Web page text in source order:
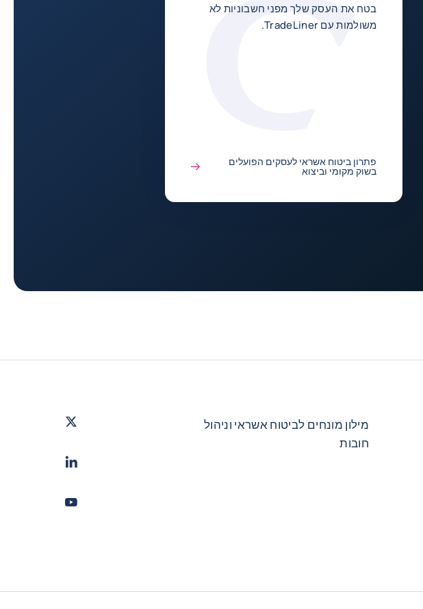
בטח את העסק שלך מפני חשבוניות לא
משולמות עם TradeLiner.
פתרון ביטוח אשראי לעסקים הפועלים
בשוק מקומי וביצוא
מילון מונחים לביטוח אשראי וניהול
חובות
Twitter
LinkedIn
Youtube